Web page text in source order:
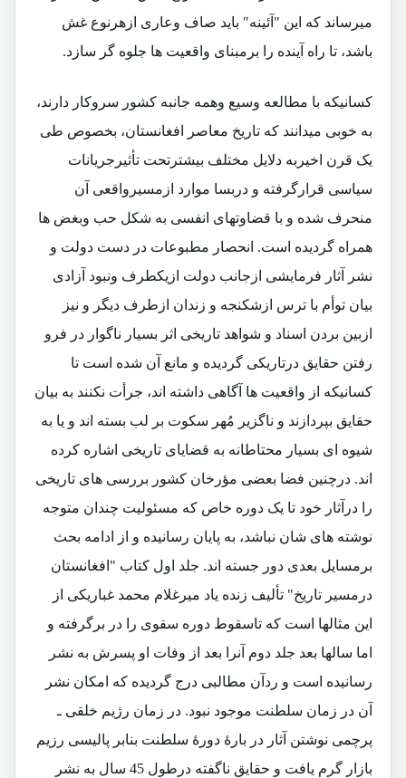
میرساند که این "آئینه" باید صاف وعاری ازهرنوع غش
باشد، تا راه آینده را برمبنای واقعیت ها جلوه گر سازد.
کسانیکه با مطالعه وسیع وهمه جانبه کشور سروکار دارند،
به خوبی میدانند که تاریخ معاصر افغانستان، بخصوص طی
یک قرن اخیربه دلایل مختلف بیشترتحت تأثیرجریانات
سیاسی قرارگرفته و دربسا موارد ازمسیرواقعی آن
منحرف شده و با قضاوتهای انفسی به شکل حب وبغض ها
همراه گردیده است. انحصار مطبوعات در دست دولت و
نشر آثار فرمایشی ازجانب دولت ازیکطرف ونبود آزادی
بیان توأم با ترس ازشکنجه و زندان ازطرف دیگر و نیز
ازبین بردن اسناد و شواهد تاریخی اثر بسیار ناگوار در فرو
رفتن حقایق درتاریکی گردیده و مانع آن شده است تا
کسانیکه از واقعیت ها آگاهی داشته اند، جرأت نکنند به بیان
حقایق بپردازند و ناگزیر مُهر سکوت بر لب بسته اند و یا به
شیوه ای بسیار محتاطانه به قضایای تاریخی اشاره کرده
اند. درچنین فضا بعضی مؤرخان کشور بررسی های تاریخی
را درآثار خود تا یک دوره خاص که مسئولیت چندان متوجه
نوشته های شان نباشد، به پایان رسانیده و از ادامه بحث
برمسایل بعدی دور جسته اند. جلد اول کتاب "افغانستان
درمسیر تاریخ" تألیف زنده یاد میرغلام محمد غباریکی از
این مثالها است که تاسقوط دوره سقوی را در برگرفته و
اما سالها بعد جلد دوم آنرا بعد از وفات او پسرش به نشر
رسانیده است و ردآن مطالبی درج گردیده که امکان نشر
آن در زمان سلطنت موجود نبود. در زمان رژیم خلقی ـ
پرچمی نوشتن آثار در بارۀ دورۀ سلطنت بنابر پالیسی رزیم
بازار گرم یافت و حقایق ناگفته درطول 45 سال به نشر